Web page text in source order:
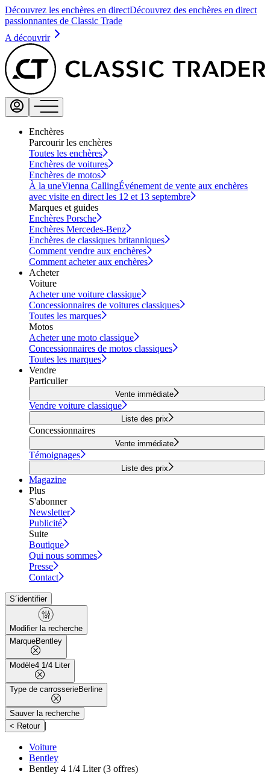
Découvrez les enchères en directDécouvrez des enchères en direct
passionnantes de Classic Trade
A découvrir
Enchères
Parcourir les enchères
Toutes les enchères
Enchères de voitures
Enchères de motos
À la uneVienna CallingÉvénement de vente aux enchères
avec visite en direct les 12 et 13 septembre
Marques et guides
Enchères Porsche
Enchères Mercedes-Benz
Enchères de classiques britanniques
Comment vendre aux enchères
Comment acheter aux enchères
Acheter
Voiture
Acheter une voiture classique
Concessionnaires de voitures classiques
Toutes les marques
Motos
Acheter une moto classique
Concessionnaires de motos classiques
Toutes les marques
Vendre
Particulier
Vente immédiate
Vendre voiture classique
Liste des prix
Concessionnaires
Vente immédiate
Témoignages
Liste des prix
Magazine
Plus
S'abonner
Newsletter
Publicité
Suite
Boutique
Qui nous sommes
Presse
Contact
S´identifier
Modifier la recherche
MarqueBentley
Modèle4 1/4 Liter
Type de carrosserieBerline
Sauver la recherche
< Retour |
Voiture
Bentley
Bentley 4 1/4 Liter(3 offres)